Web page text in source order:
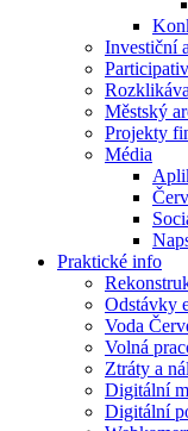
Investiční
Městský
Projekty
Média
Praktické info
Odstávky
Voda
Volná
Ztráty a
Digitální
Digitální